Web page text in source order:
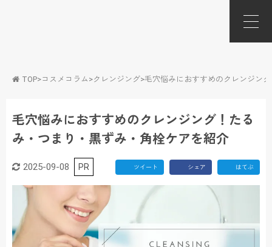
TOP>コスメコラム >クレンジング>毛穴悩みにおすすめのクレンジン
毛穴悩みにおすすめのクレンジング！たる
み・つまり・黒ずみ・角栓ケアを紹介
2025-09-08 PR ツイート シェア はてぶ